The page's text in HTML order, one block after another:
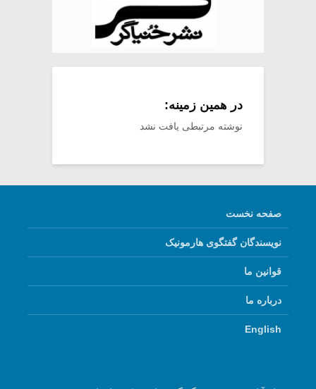
در همین زمینه:
نوشته مرتبطی یافت نشد
صفحه نخست
نویسندگان گفتگوی هارمونیک
قوانین ما
درباره ما
English